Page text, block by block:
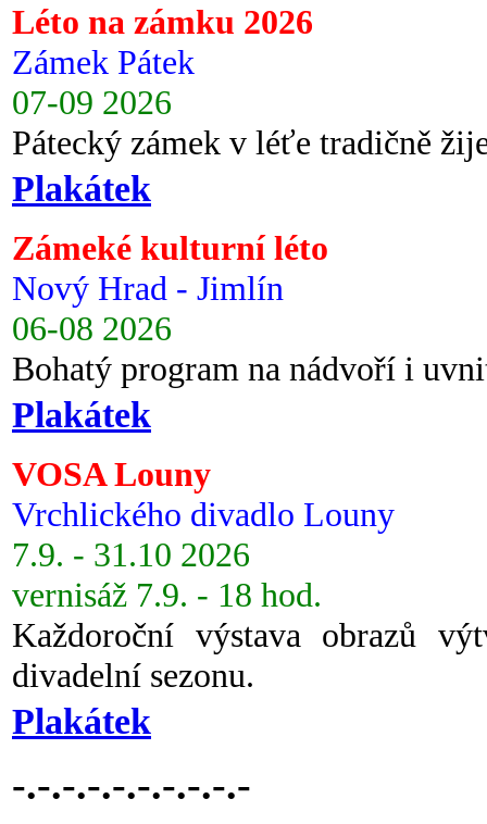
Léto na zámku 2026
Zámek Pátek
07-09 2026
Pátecký zámek v léťe tradičně
Plakátek
Zámeké kulturní léto
Nový Hrad - Jimlín
06-08 2026
Bohatý program na nádvoří i
Plakátek
VOSA Louny
Vrchlického divadlo Louny
7.9. - 31.10 2026
vernisáž 7.9. - 18 hod.
Každoroční výstava obrazů
divadelní sezonu.
Plakátek
-.-.-.-.-.-.-.-.-.-